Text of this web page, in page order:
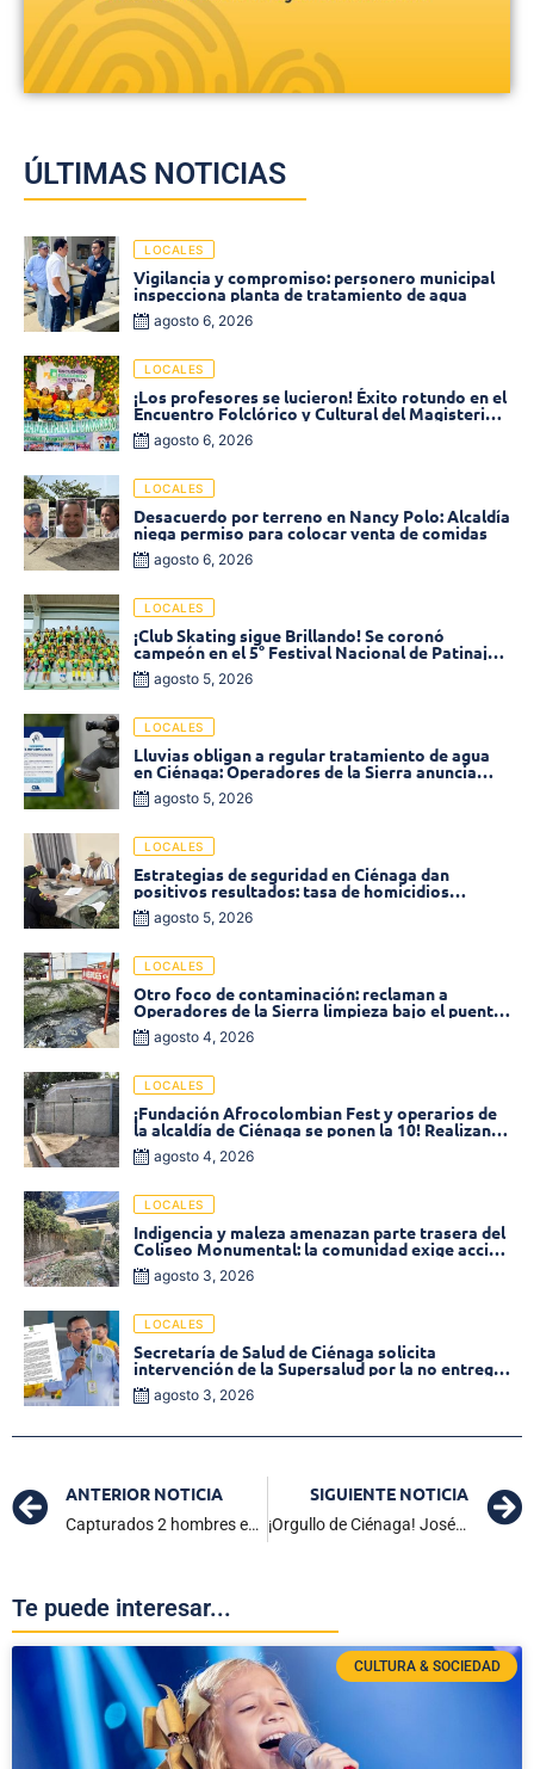
ÚLTIMAS NOTICIAS
LOCALES
Vigilancia y compromiso: personero municipal
inspecciona planta de tratamiento de agua
agosto 6, 2026
LOCALES
¡Los profesores se lucieron! Éxito rotundo en el
Encuentro Folclórico y Cultural del Magisterio
2026 en Ciénaga
agosto 6, 2026
LOCALES
Desacuerdo por terreno en Nancy Polo: Alcaldía
niega permiso para colocar venta de comidas
agosto 6, 2026
LOCALES
¡Club Skating sigue Brillando! Se coronó
campeón en el 5° Festival Nacional de Patinaje
«Soledad sobre Ruedas»
agosto 5, 2026
LOCALES
Lluvias obligan a regular tratamiento de agua
en Ciénaga: Operadores de la Sierra anuncia
baja presión en varios sectores
agosto 5, 2026
LOCALES
Estrategias de seguridad en Ciénaga dan
positivos resultados: tasa de homicidios
disminuyó un 58% en 2026
agosto 5, 2026
LOCALES
Otro foco de contaminación: reclaman a
Operadores de la Sierra limpieza bajo el puente
de la calle 19 con carrera 11
agosto 4, 2026
LOCALES
¡Fundación Afrocolombian Fest y operarios de
la alcaldía de Ciénaga se ponen la 10! Realizan
limpieza de la parte posterior del Coliseo
Monumental
agosto 4, 2026
LOCALES
Indigencia y maleza amenazan parte trasera del
Coliseo Monumental: la comunidad exige acción
inmediata!
agosto 3, 2026
LOCALES
Secretaría de Salud de Ciénaga solicita
intervención de la Supersalud por la no entrega
de medicamentos en las EPS
agosto 3, 2026
ANTERIOR NOTICIA
Capturados 2 hombres en flagrancia con estupefacientes en Ciénaga
SIGUIENTE NOTICIA
¡Orgullo de Ciénaga! José Serrano llega al sistema judicial como Juez de la República
Te puede interesar...
CULTURA & SOCIEDAD